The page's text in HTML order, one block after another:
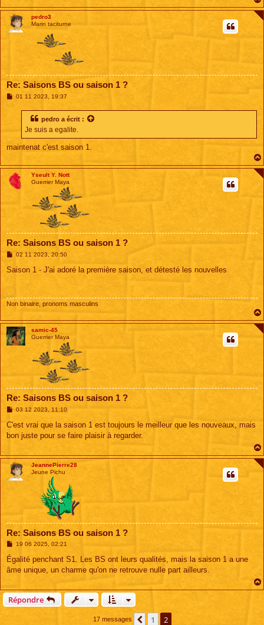
pedro3
Marin taciturne
Re: Saisons BS ou saison 1 ?
M01 11 2023, 19:37
pedro a écrit :
Je suis a egalite.
maintenat c'est saison 1.
Yseult Y. Nott
Guerrier Maya
Re: Saisons BS ou saison 1 ?
M
s
02 11 2023, 20:50
Saison 1 - J'ai adoré la première saison, et détesté les nouvelles
Non binaire, pronoms masculins
samic-45
Guerrier Maya
Re: Saisons BS ou saison 1 ?
M
s
a
03 12 2023, 11:10
C'est vrai que la saison 1 est toujours le meilleur que les nouveaux, mais
bon juste pour se faire plaisir à regarder.
JeannePierre28
Jeune Pichu
Re: Saisons BS ou saison 1 ?
M
s
s
a
19 06 2025, 02:21
Égalité penchant S1. Les BS ont leurs qualités, mais la saison 1 a une
âme unique, un charme qu'on ne retrouve nulle part ailleurs.
Répondre
17 messages Précédente
1 2